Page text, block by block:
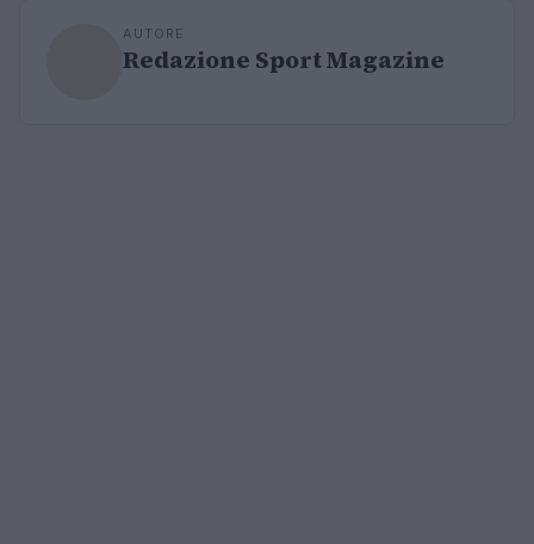
AUTORE
Redazione Sport Magazine